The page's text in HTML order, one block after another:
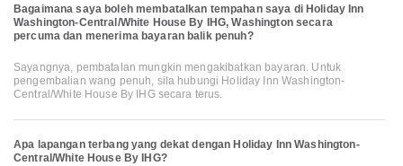
Bagaimana saya boleh membatalkan tempahan saya di Holiday Inn
Washington-Central/White House By IHG, Washington secara
percuma dan menerima bayaran balik penuh?
Sayangnya, pembatalan mungkin mengakibatkan bayaran. Untuk
pengembalian wang penuh, sila hubungi Holiday Inn Washington-
Central/White House By IHG secara terus.
Apa lapangan terbang yang dekat dengan Holiday Inn Washington-
Central/White House By IHG?